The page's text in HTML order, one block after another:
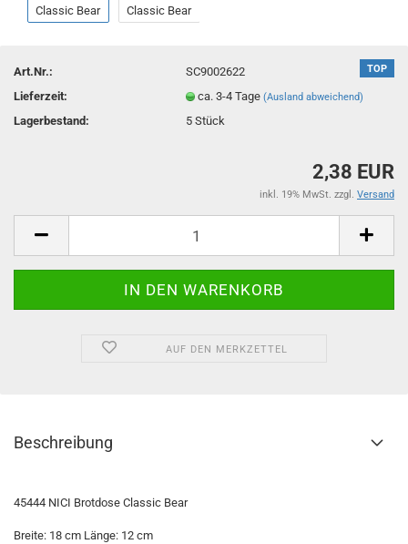
TOP
Art.Nr.:
SC9002622
Lieferzeit:
ca. 3-4 Tage(Ausland abweichend)
Lagerbestand: 5Stück
2,38 EUR
inkl. 19% MwSt. zzgl. Versand
AUF DEN MERKZETTEL
Beschreibung
45444 NICI Brotdose Classic Bear
Breite: 18 cm Länge: 12 cm